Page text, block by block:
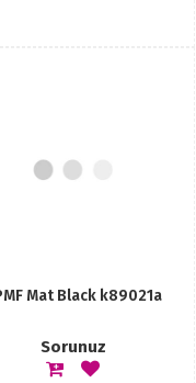
Mat Black k89021a
Sorunuz